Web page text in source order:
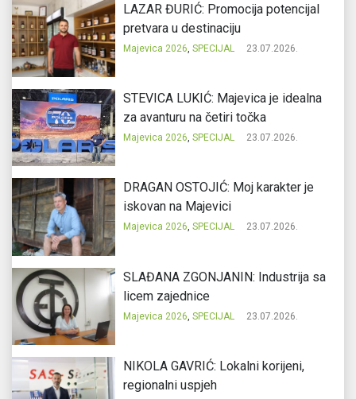
LAZAR ĐURIĆ: Promocija potencijal
pretvara u destinaciju
Majevica 2026 SPECIJAL 23.07.2026.
STEVICA LUKIĆ: Majevica je idealna
za avanturu na četiri točka
Majevica 2026, SPECIJAL 23.07.2026.
DRAGAN OSTOJIĆ: Moj karakter je
iskovan na Majevici
Majevica 2026, SPECIJAL 23.07.2026.
SLAĐANA ZGONJANIN: Industrija sa
licem zajednice
Majevica 2026 SPECIJAL 23.07.2026.
NIKOLA GAVRIĆ: Lokalni korijeni,
regionalni uspjeh